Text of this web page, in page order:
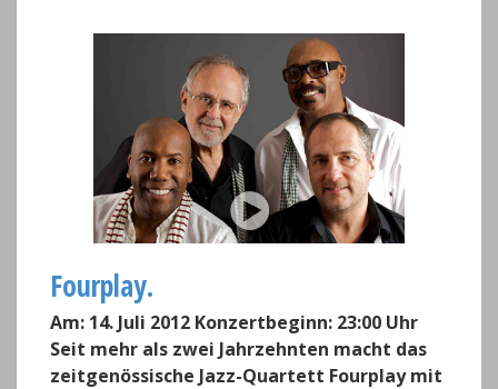
Fourplay.
Am: 14. Juli 2012 Konzertbeginn: 23:00 Uhr
Seit mehr als zwei Jahrzehnten macht das
zeitgenössische Jazz-Quartett Fourplay mit